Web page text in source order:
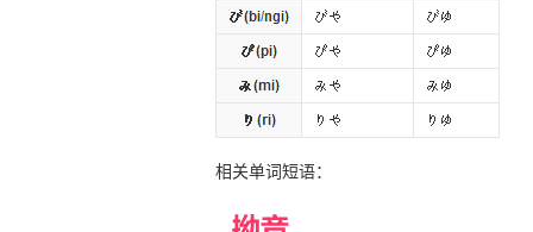
相关单词短语：